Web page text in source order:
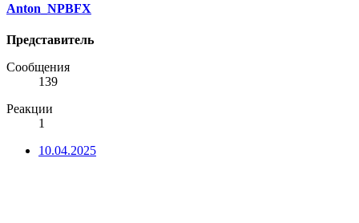
Anton_NPBFX
Представитель
Сообщения
139
Реакции
1
10.04.2025